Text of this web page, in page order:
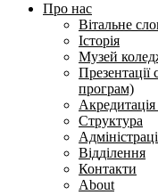
Про нас
Вітальне
Історія
Музей
Презентації
програм)
Структура
Відділення
Контакти
About